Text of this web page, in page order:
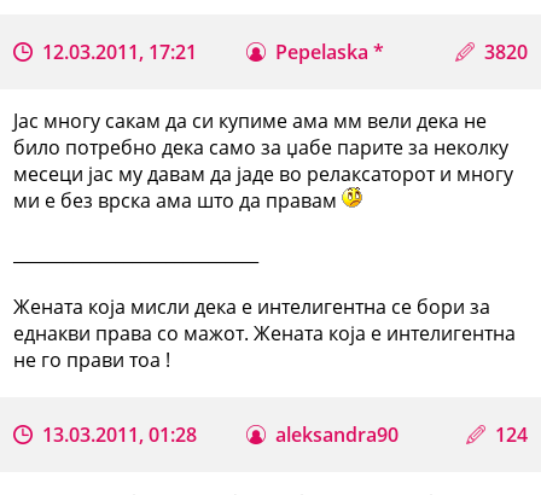
12.03.2011, 17:21 Pepelaska * 3820
Јас многу сакам да си купиме ама мм вели дека не
било потребно дека само за џабе парите за неколку
месеци јас му давам да јаде во релаксаторот и многу
ми е без врска ама што да правам
Жената која мисли дека е интелигентна се бори за
еднакви права со мажот. Жената која е интелигентна
не го прави тоа !
13.03.2011, 01:28 aleksandra90 124